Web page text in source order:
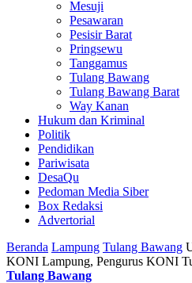
Mesuji
Pesawaran
Pesisir Barat
Pringsewu
Tanggamus
Tulang Bawang
Tulang Bawang Barat
Way Kanan
Hukum dan Kriminal
Politik
Pendidikan
Pariwisata
DesaQu
Pedoman Media Siber
Box Redaksi
Advertorial
Beranda Lampung Tulang Bawang
KONI Lampung, Pengurus KONI
Tulang Bawang